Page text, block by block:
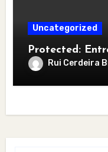
Uncategorized
Protected:
Rui Cerdeira